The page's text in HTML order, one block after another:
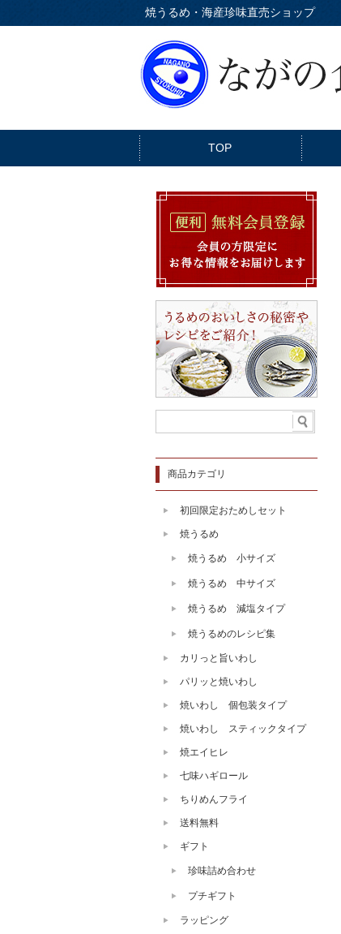
焼うるめ・海産珍味直売ショップ
TOP
商品カテゴリ
初回限定おためしセット
焼うるめ
焼うるめ 小サイズ
焼うるめ 中サイズ
焼うるめ 減塩タイプ
焼うるめのレシピ集
カリっと旨いわし
パリッと焼いわし
焼いわし 個包装タイプ
焼いわし スティックタイプ
焼エイヒレ
七味ハギロール
ちりめんフライ
送料無料
ギフト
珍味詰め合わせ
プチギフト
ラッピング